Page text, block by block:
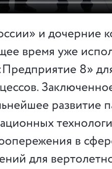
и дочерние
время уже
8»
развитие
в
для